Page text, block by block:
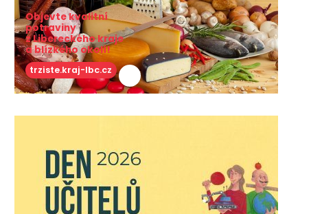
Objevte kvalitní
potraviny
z Libereckého kraje
a blízkého okolí!
trziste.kraj-lbc.cz